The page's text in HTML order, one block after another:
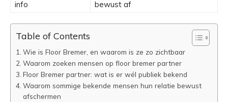
info
bewust af
Table of Contents
Wie is Floor Bremer, en waarom is ze zo zichtbaar
Waarom zoeken mensen op floor bremer partner
Floor Bremer partner: wat is er wél publiek bekend
Waarom sommige bekende mensen hun relatie bewust
afschermen